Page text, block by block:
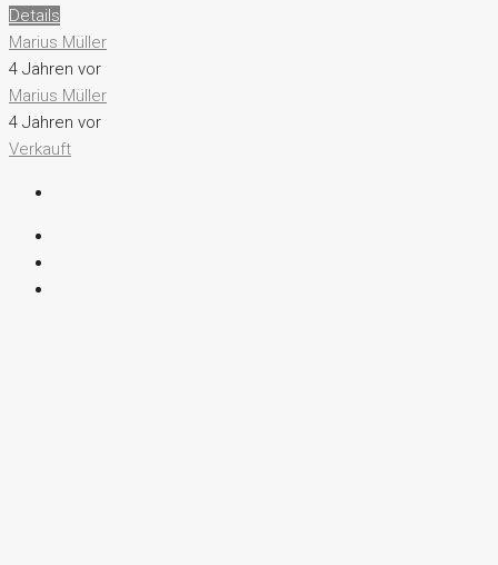
Details
Marius Müller
4 Jahren vor
Marius Müller
4 Jahren vor
Verkauft